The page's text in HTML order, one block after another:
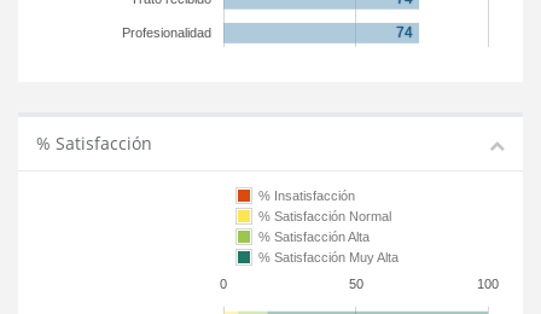
Profesionalidad
% Satisfacción
0 50 100
% Insatisfacción
% Satisfacción Normal
% Satisfacción Alta
% Satisfacción Muy Alta